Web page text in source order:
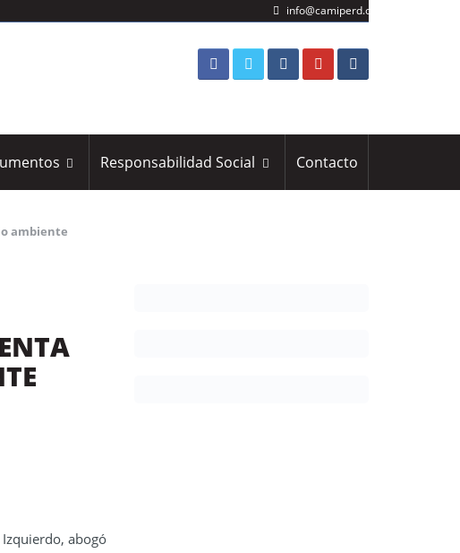
info@camiperd.org
Responsabilidad Social Contacto
ambiente
abogó